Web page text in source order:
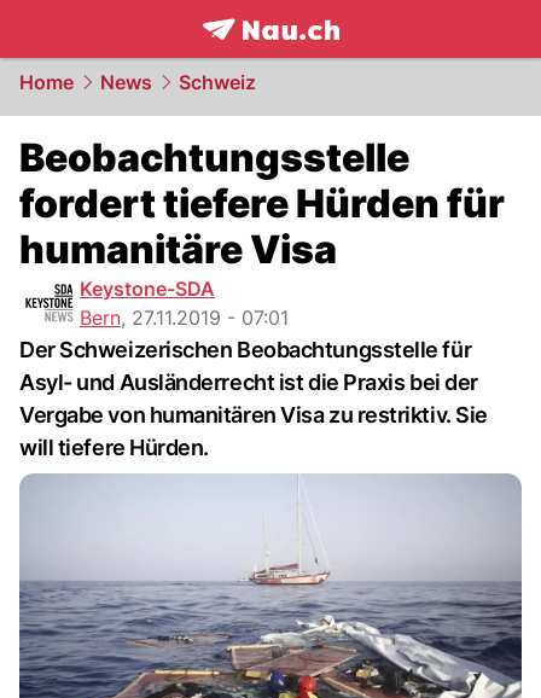
frontpage.NAU.ch
Home News Schweiz
Beobachtungsstelle
fordert tiefere Hürden für
humanitäre Visa
Keystone-SDA
Bern, 27.11.2019 - 07:01
Der Schweizerischen Beobachtungsstelle für
Asyl- und Ausländerrecht ist die Praxis bei der
Vergabe von humanitären Visa zu restriktiv. Sie
will tiefere Hürden.